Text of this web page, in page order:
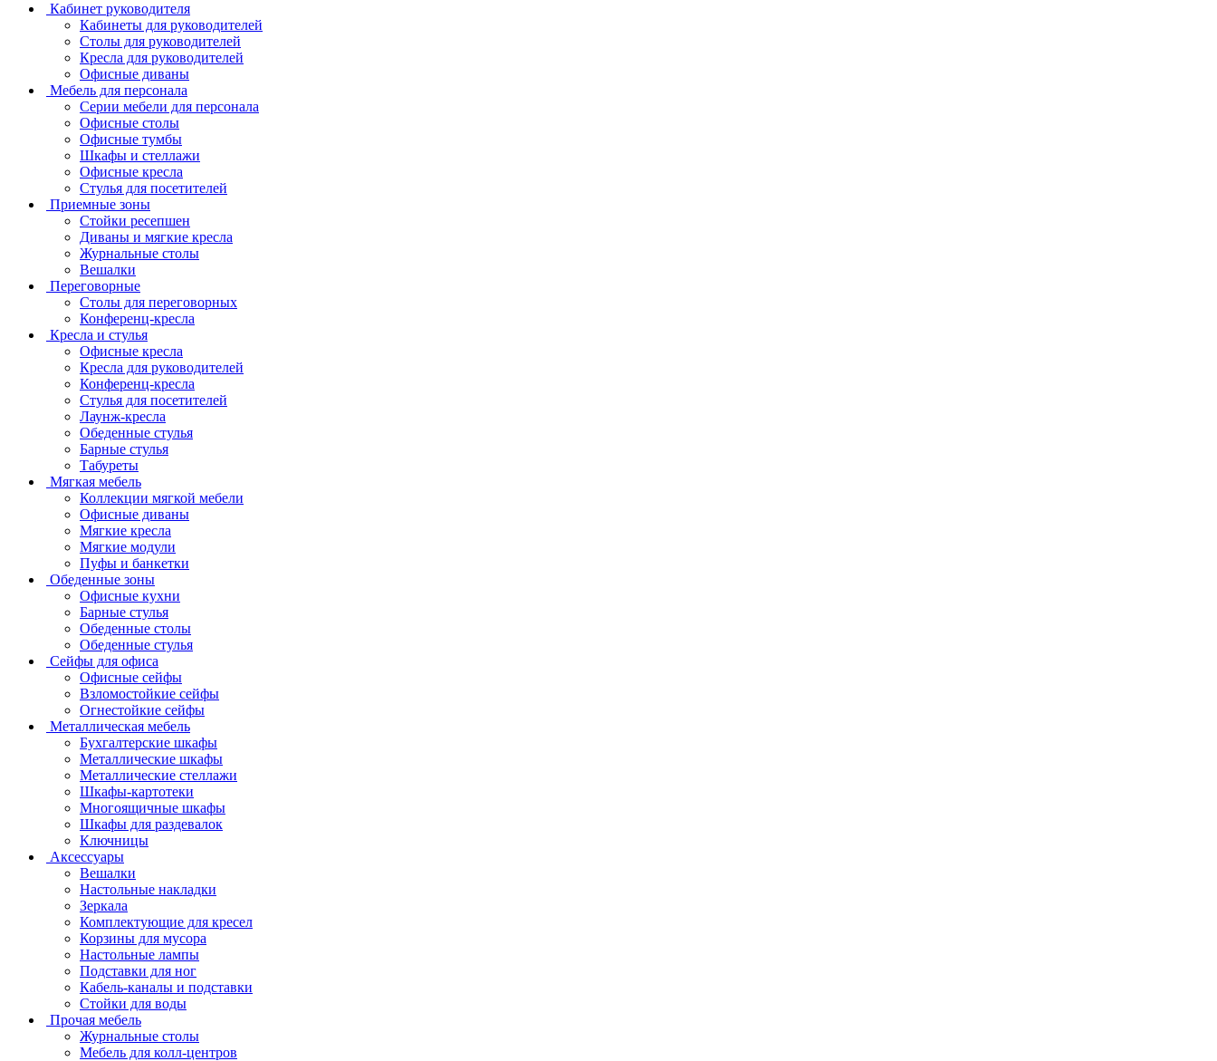
Кабинет руководителя
Кабинеты для руководителей
Столы для руководителей
Кресла для руководителей
Офисные диваны
Мебель для персонала
Серии мебели для персонала
Офисные столы
Офисные тумбы
Шкафы и стеллажи
Офисные кресла
Стулья для посетителей
Приемные зоны
Стойки ресепшен
Диваны и мягкие кресла
Журнальные столы
Вешалки
Переговорные
Столы для переговорных
Конференц-кресла
Кресла и стулья
Офисные кресла
Кресла для руководителей
Конференц-кресла
Стулья для посетителей
Лаунж-кресла
Обеденные стулья
Барные стулья
Табуреты
Мягкая мебель
Коллекции мягкой мебели
Офисные диваны
Мягкие кресла
Мягкие модули
Пуфы и банкетки
Обеденные зоны
Офисные кухни
Барные стулья
Обеденные столы
Обеденные стулья
Сейфы для офиса
Офисные сейфы
Взломостойкие сейфы
Огнестойкие сейфы
Металлическая мебель
Бухгалтерские шкафы
Металлические шкафы
Металлические стеллажи
Шкафы-картотеки
Многоящичные шкафы
Шкафы для раздевалок
Ключницы
Аксессуары
Вешалки
Настольные накладки
Зеркала
Комплектующие для кресел
Корзины для мусора
Настольные лампы
Подставки для ног
Кабель-каналы и подставки
Стойки для воды
Прочая мебель
Журнальные столы
Мебель для колл-центров